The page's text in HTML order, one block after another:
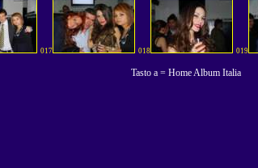
017 018 019
Tasto a = Home Album Italia